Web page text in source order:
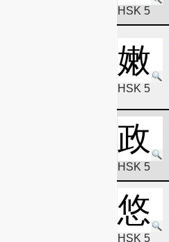
HSK 5
嫩
HSK 5
政
HSK 5
悠
HSK 5